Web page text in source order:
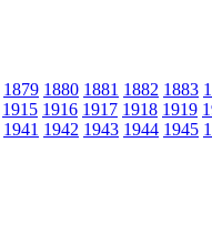
1879 1880 1881 1882 1883
1915 1916 1917 1918 1919
1941 1942 1943 1944 1945